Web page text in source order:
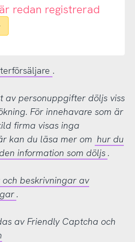
är redan registrerad
.
av personuppgifter döljs viss
För innehavare som är
firma visas inga
kan du läsa mer om hur du
information som döljs .
beskrivningar av
.
av Friendly Captcha och